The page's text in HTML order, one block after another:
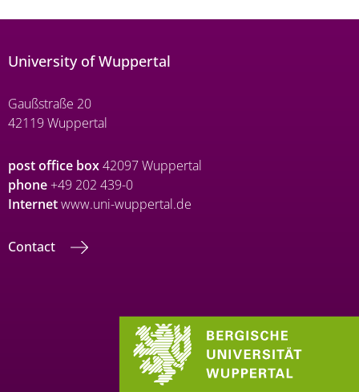
University of Wuppertal
Gaußstraße 20
42119 Wuppertal
post office box42097 Wuppertal
phone+49 202 439-0
Internetwww.uni-wuppertal.de
Contact